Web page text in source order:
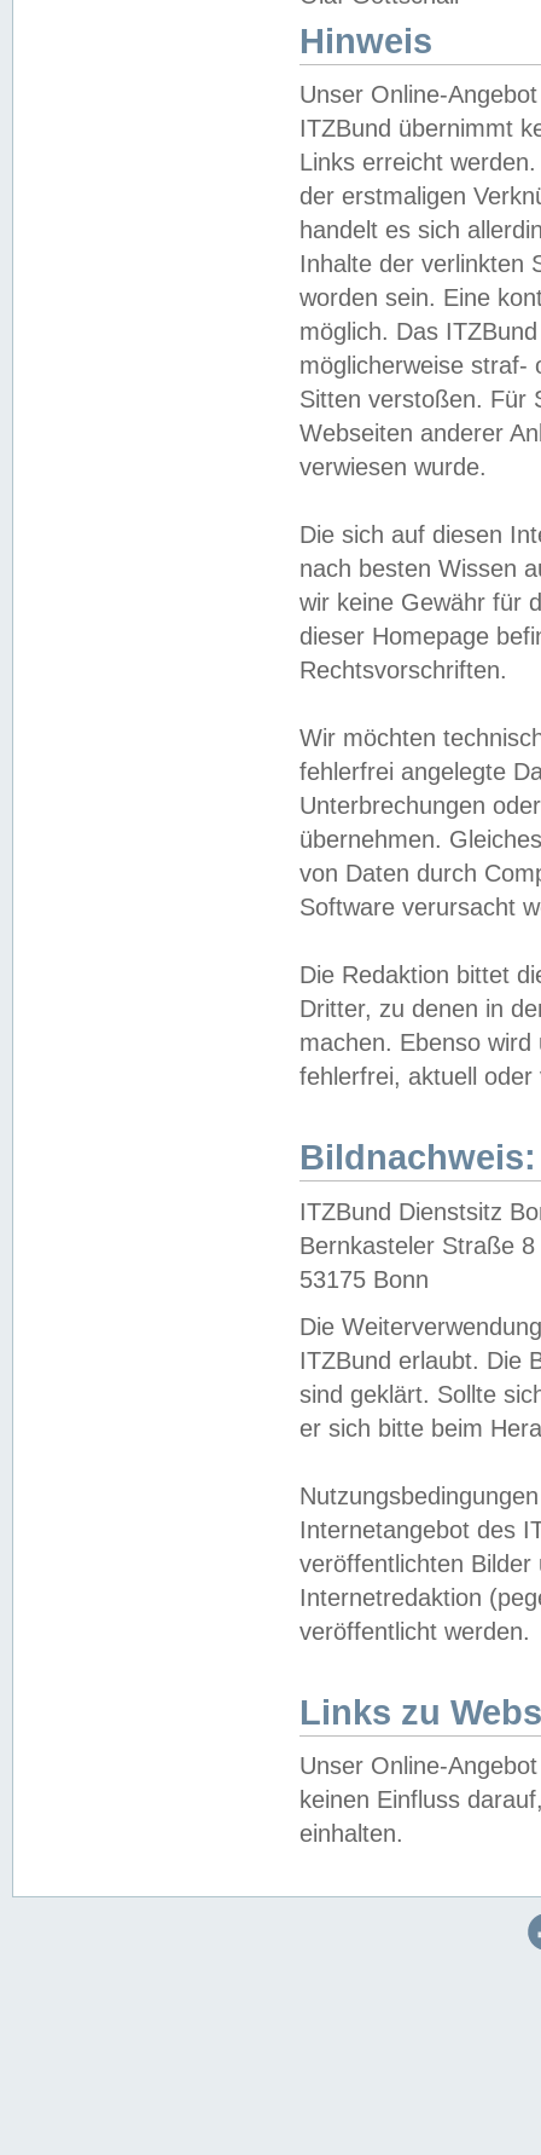
Hinweis
Unser Online-
ITZBund übernimmt
Links erreicht
der erstmaligen
handelt es sich
Inhalte der verlinkten
worden sein. Eine
möglich. Das
möglicherweise straf-
Sitten verstoßen. Für
Webseiten anderer
verwiesen wurde.
Die sich auf diesen
nach besten Wissen
wir keine Gewähr für
dieser Homepage
Rechtsvorschriften.
Wir möchten
fehlerfrei angelegte
Unterbrechungen
übernehmen.
von Daten durch
Software verursacht
Die Redaktion bittet
Dritter, zu denen in
machen. Ebenso
fehlerfrei, aktuell oder
Bildnachweis:
ITZBund Dienstsitz
Bernkasteler Straße 8
53175 Bonn
Die
ITZBund erlaubt. Die
sind geklärt. Sollte
er sich bitte beim
Internetangebot des
veröffentlichten
Internetredaktion
veröffentlicht werden.
Links zu
Unser Online-
keinen Einfluss
einhalten.